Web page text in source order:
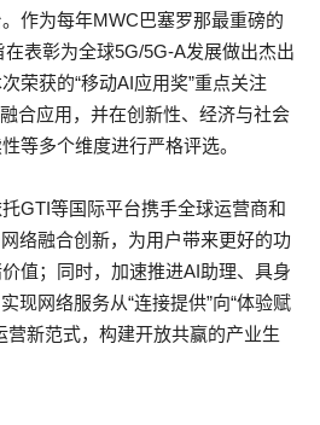
作为每年MWC巴塞罗那最重磅的
表彰为全球5G/5G-A发展做出杰出
荣获的“移动AI应用奖”重点关注
合应用，并在创新性、经济与社会
等多个维度进行严格评选。
GTI等国际平台携手全球运营商和
络融合创新，为用户带来更好的功
值；同时，加速推进AI助理、具身
现网络服务从“连接提供”向“体验赋
营新范式，构建开放共赢的产业生